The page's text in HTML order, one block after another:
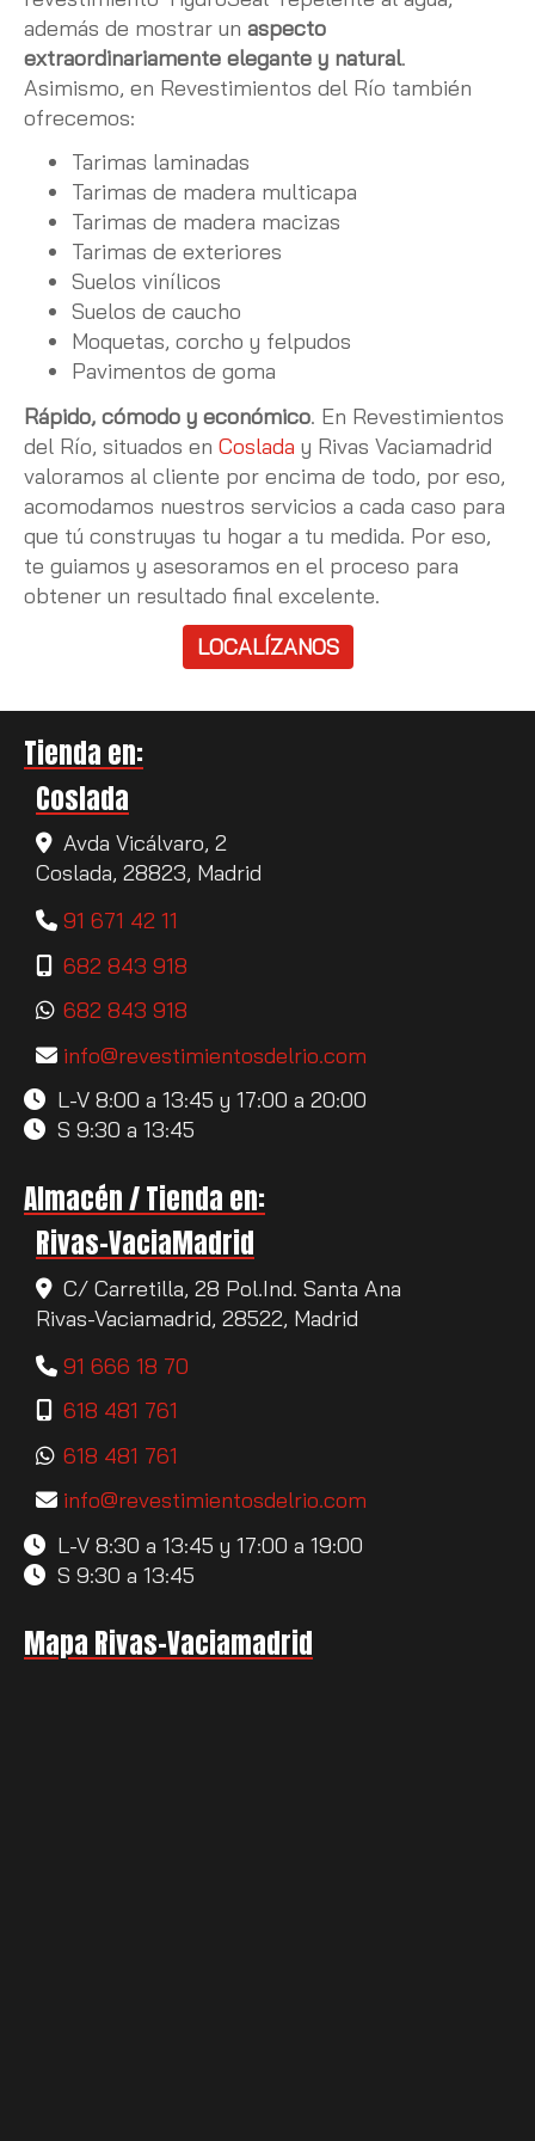
además de mostrar un aspecto
extraordinariamente elegante y natural.
Asimismo, en Revestimientos del Río también
ofrecemos:
Tarimas laminadas
Tarimas de madera multicapa
Tarimas de madera macizas
Tarimas de exteriores
Suelos vinílicos
Suelos de caucho
Moquetas, corcho y felpudos
Pavimentos de goma
Rápido, cómodo y económico. En Revestimientos
del Río, situados en Coslada y Rivas Vaciamadrid
valoramos al cliente por encima de todo, por eso,
acomodamos nuestros servicios a cada caso para
que tú construyas tu hogar a tu medida. Por eso,
te guiamos y asesoramos en el proceso para
obtener un resultado final excelente.
LOCALÍZANOS
Tienda en:
Coslada
Avda Vicálvaro, 2
Coslada, 28823, Madrid
91 671 42 11
682 843 918
682 843 918
info
revestimientosdelrio.com
L-V 8:00 a 13:45 y 17:00 a 20:00
S 9:30 a 13:45
Almacén / Tienda en:
Rivas-VaciaMadrid
C/ Carretilla, 28 Pol.Ind. Santa Ana
Rivas-Vaciamadrid, 28522, Madrid
91 666 18 70
618 481 761
618 481 761
info
revestimientosdelrio.com
L-V 8:30 a 13:45 y 17:00 a 19:00
S 9:30 a 13:45
Mapa Rivas-Vaciamadrid